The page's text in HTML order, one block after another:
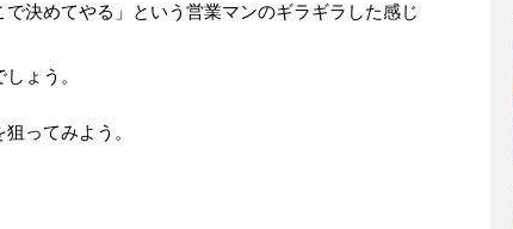
で決めてやる」という営業マンのギラギラした感じ
ょう。
ってみよう。